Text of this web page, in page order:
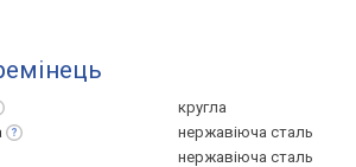
кругла
нержавіюча сталь
нержавіюча сталь